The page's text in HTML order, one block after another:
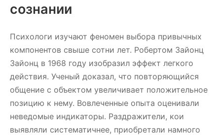
сознании
Психологи изучают феномен выбора привычных
компонентов свыше сотни лет. Робертом Зайонц
Зайонц в 1968 году изобразил эффект легкого
действия. Ученый доказал, что повторяющийся
общение с объектом увеличивает положительное
позицию к нему. Вовлеченные опыта оценивали
неведомые индикаторы. Раздражители, кои
выявляли систематичнее, приобретали намного